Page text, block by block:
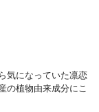
気になっていた凛恋
の植物由来成分にこ